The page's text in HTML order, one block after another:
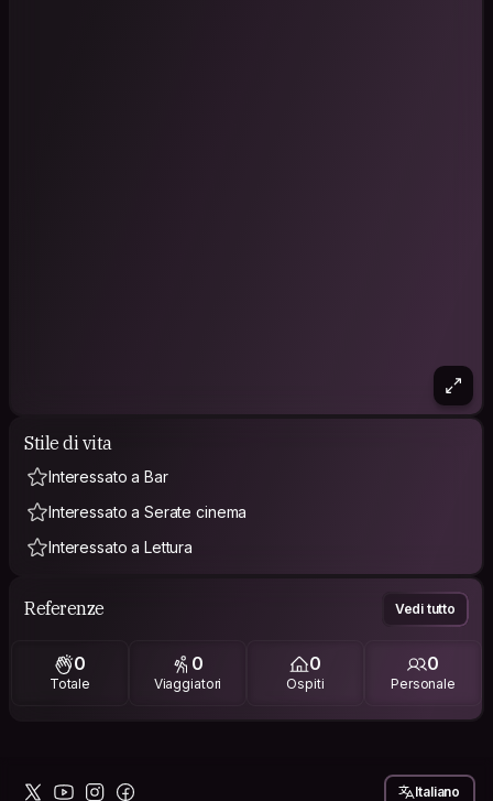
Stile di vita
Interessato a Bar
Interessato a Serate cinema
Interessato a Lettura
Referenze Vedi tutto
0
Totale
0
Viaggiatori
0
Ospiti
0
Personale
Italiano